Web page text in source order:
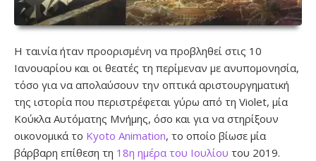
Η ταινία ήταν προορισμένη να προβληθεί στις 10
Ιανουαρίου και οι θεατές τη περίμεναν με ανυπομονησία,
τόσο για να απολαύσουν την οπτικά αριστουργηματική
της ιστορία που περιστρέφεται γύρω από τη Violet, μία
Κούκλα Αυτόματης Μνήμης, όσο και για να στηρίξουν
οικονομικά το Kyoto Animation, το οποίο βίωσε μία
βάρβαρη επίθεση τη 18η ημέρα του Ιουλίου του 2019.